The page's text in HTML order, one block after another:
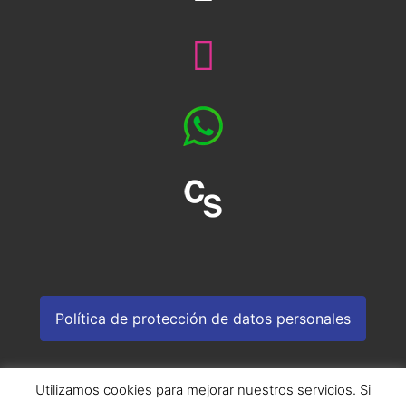
Política de protección de datos personales
Utilizamos cookies para mejorar nuestros servicios. Si